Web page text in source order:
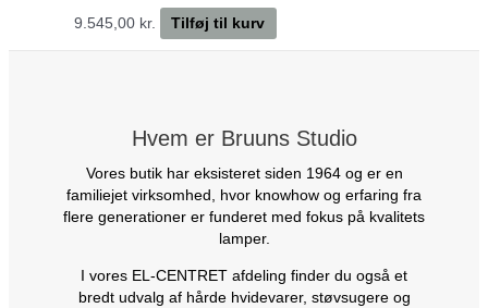
9.545,00 kr. Tilføj til kurv
Hvem er Bruuns Studio
Vores butik har eksisteret siden 1964 og er en
familiejet virksomhed, hvor knowhow og erfaring fra
flere generationer er funderet med fokus på kvalitets
lamper.
I vores EL-CENTRET afdeling finder du også et
bredt udvalg af hårde hvidevarer, støvsugere og